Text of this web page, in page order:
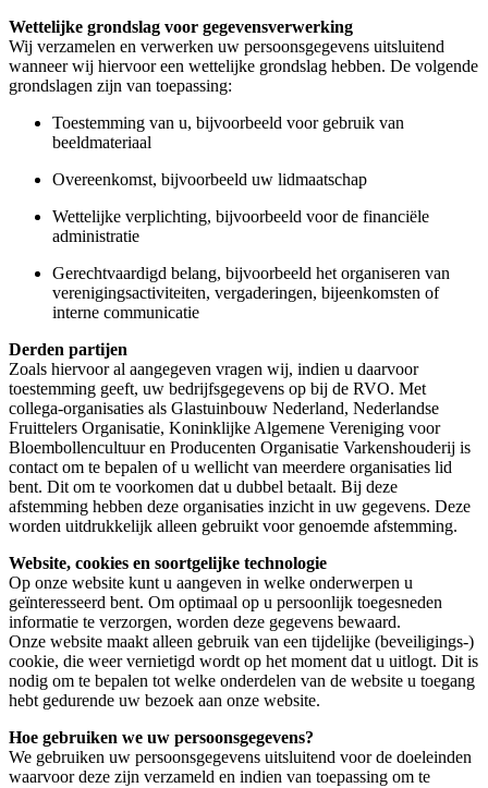
Wettelijke grondslag voor gegevensverwerking
Wij verzamelen en verwerken uw persoonsgegevens uitsluitend
wanneer wij hiervoor een wettelijke grondslag hebben. De volgende
grondslagen zijn van toepassing:
Toestemming van u, bijvoorbeeld voor gebruik van
beeldmateriaal
Overeenkomst, bijvoorbeeld uw lidmaatschap
Wettelijke verplichting, bijvoorbeeld voor de financiële
administratie
Gerechtvaardigd belang, bijvoorbeeld het organiseren van
verenigingsactiviteiten, vergaderingen, bijeenkomsten of
interne communicatie
Derden partijen
Zoals hiervoor al aangegeven vragen wij, indien u daarvoor
toestemming geeft, uw bedrijfsgegevens op bij de RVO. Met
collega-organisaties als Glastuinbouw Nederland, Nederlandse
Fruittelers Organisatie, Koninklijke Algemene Vereniging voor
Bloembollencultuur en Producenten Organisatie Varkenshouderij is
contact om te bepalen of u wellicht van meerdere organisaties lid
bent. Dit om te voorkomen dat u dubbel betaalt. Bij deze
afstemming hebben deze organisaties inzicht in uw gegevens. Deze
worden uitdrukkelijk alleen gebruikt voor genoemde afstemming.
Website, cookies en soortgelijke technologie
Op onze website kunt u aangeven in welke onderwerpen u
geïnteresseerd bent. Om optimaal op u persoonlijk toegesneden
informatie te verzorgen, worden deze gegevens bewaard.
Onze website maakt alleen gebruik van een tijdelijke (beveiligings-)
cookie, die weer vernietigd wordt op het moment dat u uitlogt. Dit is
nodig om te bepalen tot welke onderdelen van de website u toegang
hebt gedurende uw bezoek aan onze website.
Hoe gebruiken we uw persoonsgegevens?
We gebruiken uw persoonsgegevens uitsluitend voor de doeleinden
waarvoor deze zijn verzameld en indien van toepassing om te